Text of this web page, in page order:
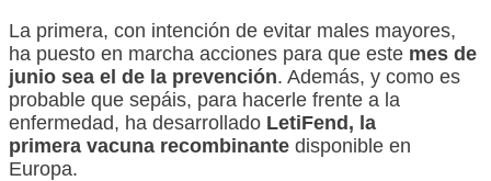
La primera, con intención de evitar males mayores,
ha puesto en marcha acciones para que este mes de
junio sea el de la prevención. Además, y como es
probable que sepáis, para hacerle frente a la
enfermedad, ha desarrollado LetiFend, la
primera vacuna recombinante disponible en
Europa.